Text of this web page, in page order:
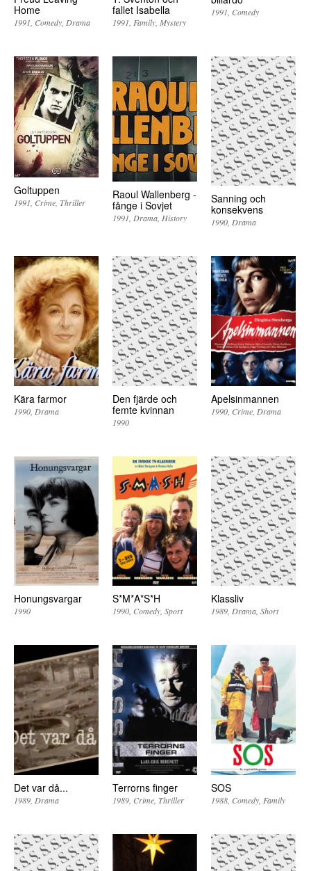
Home
1991 Comedy Drama
fallet Isabella
1991 Family Mystery
1991 Comedy
Goltuppen
1991 Crime Thriller
Raoul Wallenberg -
fånge i Sovjet
1991 Drama History
Sanning och
konsekvens
1990 Drama
Kära farmor
1990 Drama
Den fjärde och
femte kvinnan
1990
Apelsinmannen
1990 Crime Drama
Honungsvargar
1990
S*M*A*S*H
1990 Comedy Sport
Klassliv
1989 Drama Short
Det var då...
1989 Drama
Terrorns finger
1989 Crime Thriller
SOS
1988 Comedy Family